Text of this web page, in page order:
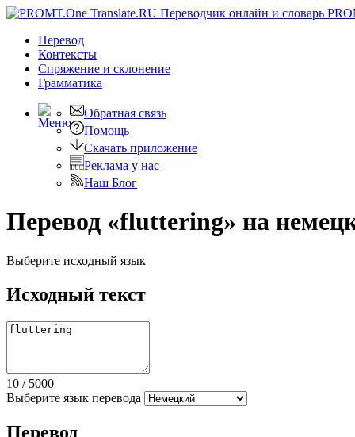
Перевод
Контексты
Спряжение и склонение
Грамматика
Обратная связь
Помощь
Скачать приложение
Реклама у нас
Наш Блог
Перевод «fluttering» на
Выберите исходный язык
Исходный текст
10 / 5000
Выберите язык перевода
Перевод